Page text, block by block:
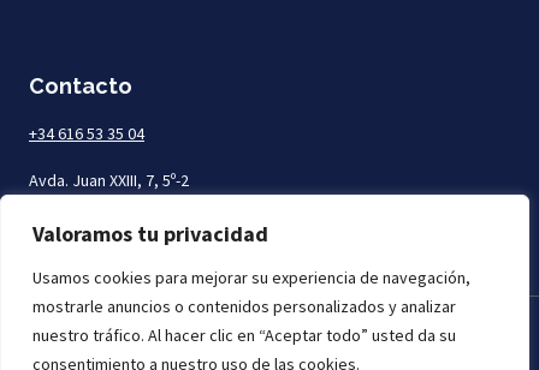
Valoramos tu privacidad
Usamos cookies para mejorar su experiencia de navegación,
mostrarle anuncios o contenidos personalizados y analizar
nuestro tráfico. Al hacer clic en “Aceptar todo” usted da su
consentimiento a nuestro uso de las cookies.
Contacto
+34 616 53 35 04
Avda. Juan XXIII, 7, 5º-2
Las Palmas de Gran Canaria
Todos los derechos reservados. Mar Abogados © 2026